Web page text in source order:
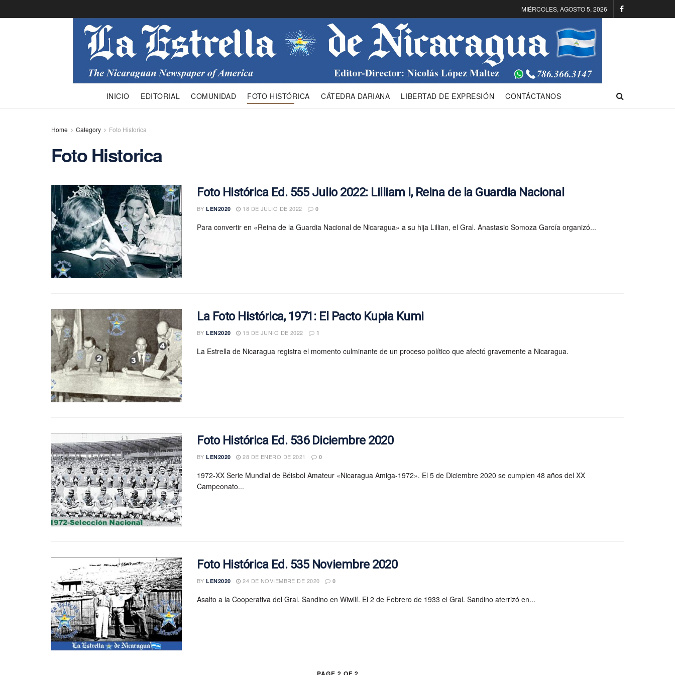
MIÉRCOLES, AGOSTO 5, 2026
INICIO EDITORIAL COMUNIDAD FOTO HISTÓRICA CÁTEDRA DARIANA LIBERTAD DE EXPRESIÓN CONTÁCTANOS
Home Category Foto Historica
Foto Historica
Foto Histórica Ed. 555 Julio 2022: Lilliam I, Reina de la Guardia Nacional
BY LEN2020 18 DE JULIO DE 2022 0
Para convertir en «Reina de la Guardia Nacional de Nicaragua» a su hija Lillian, el Gral. Anastasio Somoza García organizó...
La Foto Histórica, 1971: El Pacto Kupia Kumi
BY LEN2020 15 DE JUNIO DE 2022 1
La Estrella de Nicaragua registra el momento culminante de un proceso político que afectó gravemente a Nicaragua.
Foto Histórica Ed. 536 Diciembre 2020
BY LEN2020 28 DE ENERO DE 2021 0
1972-XX Serie Mundial de Béisbol Amateur «Nicaragua Amiga-1972». El 5 de Diciembre 2020 se cumplen 48 años del XX
Campeonato...
Foto Histórica Ed. 535 Noviembre 2020
BY LEN2020 24 DE NOVIEMBRE DE 2020 0
Asalto a la Cooperativa del Gral. Sandino en Wiwilí. El 2 de Febrero de 1933 el Gral. Sandino aterrizó en...